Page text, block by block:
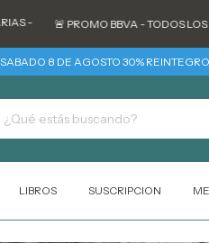
🚨 PROMO BBVA - TODOS LOS
8 DE AGOSTO 30% REINTEGRO + 3
LIBROS SUSCRIPCION